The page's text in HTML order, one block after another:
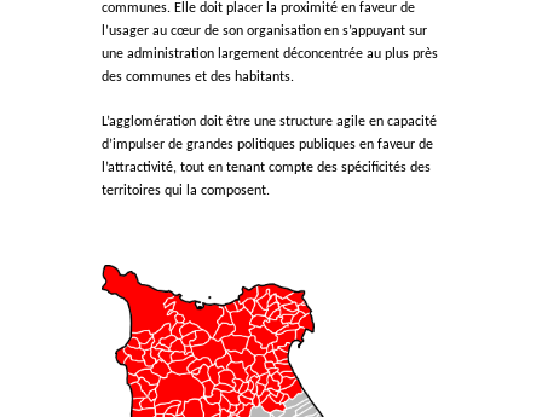
communes. Elle doit placer la proximité en faveur de
l’usager au cœur de son organisation en s’appuyant sur
une administration largement déconcentrée au plus près
des communes et des habitants.
L’agglomération doit être une structure agile en capacité
d’impulser de grandes politiques publiques en faveur de
l’attractivité, tout en tenant compte des spécificités des
territoires qui la composent.